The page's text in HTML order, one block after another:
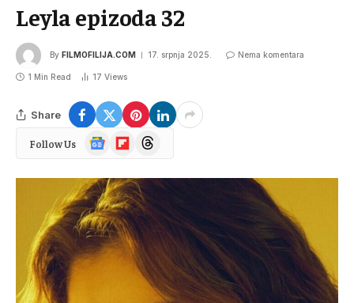
Leyla epizoda 32
By FILMOFILIJA.COM 17. srpnja 2025. Nema komentara
1 Min Read 17 Views
Share
Follow Us
Google
News
FlipboardThreads